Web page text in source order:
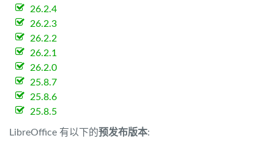
26.2.4
26.2.3
26.2.2
26.2.1
26.2.0
25.8.7
25.8.6
25.8.5
LibreOffice 有以下的预发布版本: